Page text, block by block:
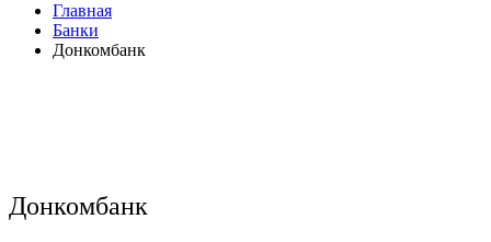
Главная
Банки
Донкомбанк
Донкомбанк